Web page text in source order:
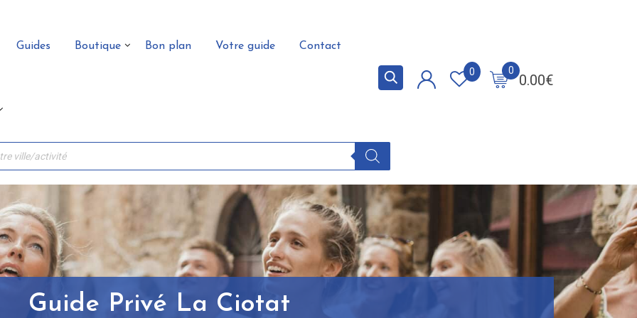
Guides Boutique Bon plan Votre guide Contact
0.00€
0
0
Guide Privé La Ciotat